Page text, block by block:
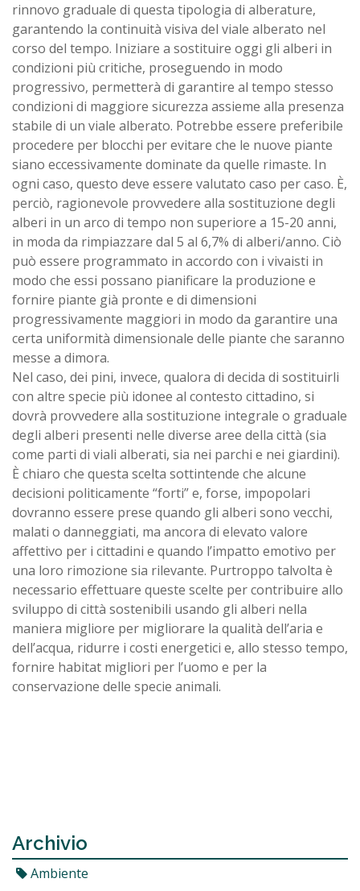
rinnovo graduale di questa tipologia di alberature,
garantendo la continuità visiva del viale alberato nel
corso del tempo. Iniziare a sostituire oggi gli alberi in
condizioni più critiche, proseguendo in modo
progressivo, permetterà di garantire al tempo stesso
condizioni di maggiore sicurezza assieme alla presenza
stabile di un viale alberato. Potrebbe essere preferibile
procedere per blocchi per evitare che le nuove piante
siano eccessivamente dominate da quelle rimaste. In
ogni caso, questo deve essere valutato caso per caso. È,
perciò, ragionevole provvedere alla sostituzione degli
alberi in un arco di tempo non superiore a 15-20 anni,
in moda da rimpiazzare dal 5 al 6,7% di alberi/anno. Ciò
può essere programmato in accordo con i vivaisti in
modo che essi possano pianificare la produzione e
fornire piante già pronte e di dimensioni
progressivamente maggiori in modo da garantire una
certa uniformità dimensionale delle piante che saranno
messe a dimora.
Nel caso, dei pini, invece, qualora di decida di sostituirli
con altre specie più idonee al contesto cittadino, si
dovrà provvedere alla sostituzione integrale o graduale
degli alberi presenti nelle diverse aree della città (sia
come parti di viali alberati, sia nei parchi e nei giardini).
È chiaro che questa scelta sottintende che alcune
decisioni politicamente “forti” e, forse, impopolari
dovranno essere prese quando gli alberi sono vecchi,
malati o danneggiati, ma ancora di elevato valore
affettivo per i cittadini e quando l’impatto emotivo per
una loro rimozione sia rilevante. Purtroppo talvolta è
necessario effettuare queste scelte per contribuire allo
sviluppo di città sostenibili usando gli alberi nella
maniera migliore per migliorare la qualità dell’aria e
dell’acqua, ridurre i costi energetici e, allo stesso tempo,
fornire habitat migliori per l’uomo e per la
conservazione delle specie animali.
Archivio
Ambiente